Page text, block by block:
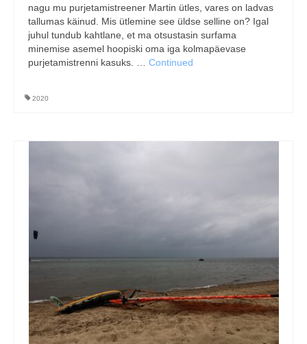
nagu mu purjetamistreener Martin ütles, vares on ladvas
tallumas käinud. Mis ütlemine see üldse selline on? Igal
juhul tundub kahtlane, et ma otsustasin surfama
minemise asemel hoopiski oma iga kolmapäevase
purjetamistrenni kasuks. … Continued
2020